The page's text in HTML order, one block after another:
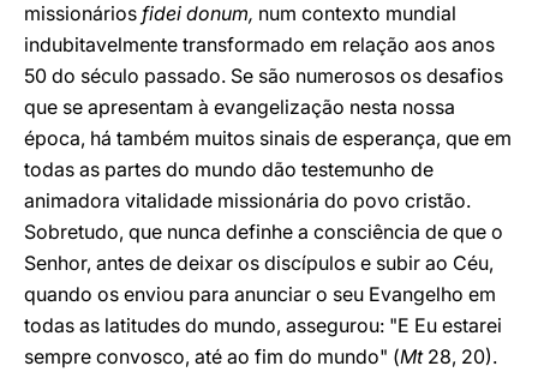
missionários fidei donum, num contexto mundial
indubitavelmente transformado em relação aos anos
50 do século passado. Se são numerosos os desafios
que se apresentam à evangelização nesta nossa
época, há também muitos sinais de esperança, que em
todas as partes do mundo dão testemunho de
animadora vitalidade missionária do povo cristão.
Sobretudo, que nunca definhe a consciência de que o
Senhor, antes de deixar os discípulos e subir ao Céu,
quando os enviou para anunciar o seu Evangelho em
todas as latitudes do mundo, assegurou: "E Eu estarei
sempre convosco, até ao fim do mundo" (Mt 28, 20).